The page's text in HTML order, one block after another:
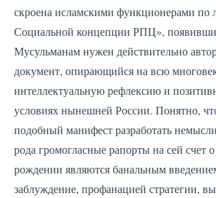
скроена исламскими функционерами по
Социальной концепции РПЦ»,
Мусульманам нужен действительно
документ, опирающийся на всю
интеллектуальную рефлексию и
условиях нынешней России. Понятно,
подобный манифест разработать
рода громогласные рапорты на сей счет
рождении являются банальным
заблуждение, профанацией стратегии,